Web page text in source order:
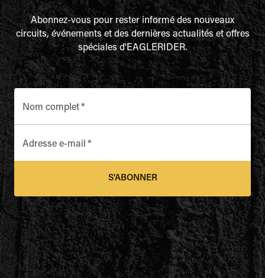
Abonnez-vous pour rester informé des nouveaux
circuits, événements et des dernières actualités et offres
spéciales d'EAGLERIDER.
Nom complet*
Adresse e-mail *
S'ABONNER